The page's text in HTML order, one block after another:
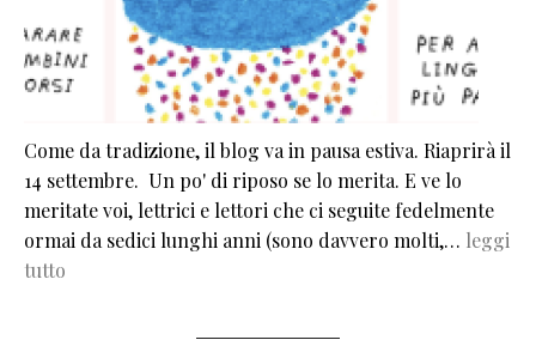
Come da tradizione, il blog va in pausa estiva. Riaprirà il
14 settembre. Un po' di riposo se lo merita. E ve lo
meritate voi, lettrici e lettori che ci seguite fedelmente
ormai da sedici lunghi anni (sono davvero molti,… leggi
tutto